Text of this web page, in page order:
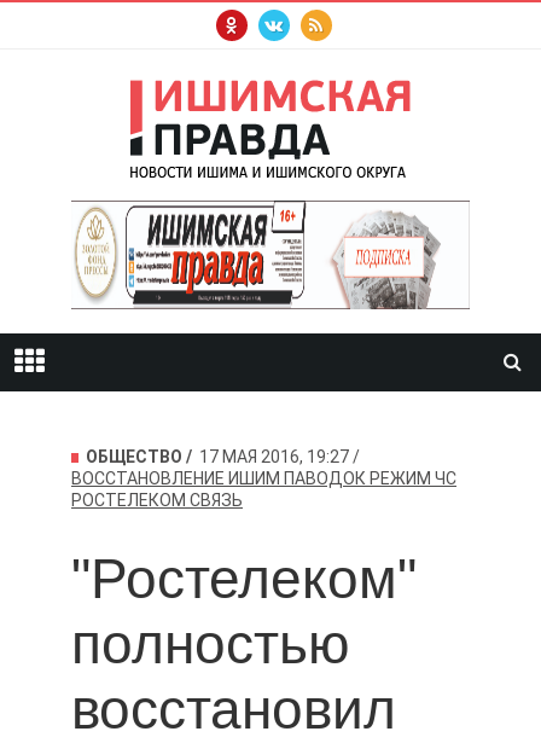
ОБЩЕСТВО
17 МАЯ 2016, 19:27
ВОССТАНОВЛЕНИЕ ИШИМ ПАВОДОК РЕЖИМ ЧС
РОСТЕЛЕКОМ СВЯЗЬ
"Ростелеком"
полностью
восстановил